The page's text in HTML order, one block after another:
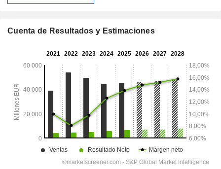
Cuenta de Resultados y Estimaciones